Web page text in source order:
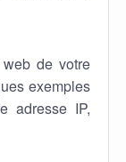
de votre
exemples
adresse IP,